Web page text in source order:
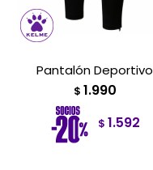
Pantalón Deportivo
$ 1.990
$ 1.592